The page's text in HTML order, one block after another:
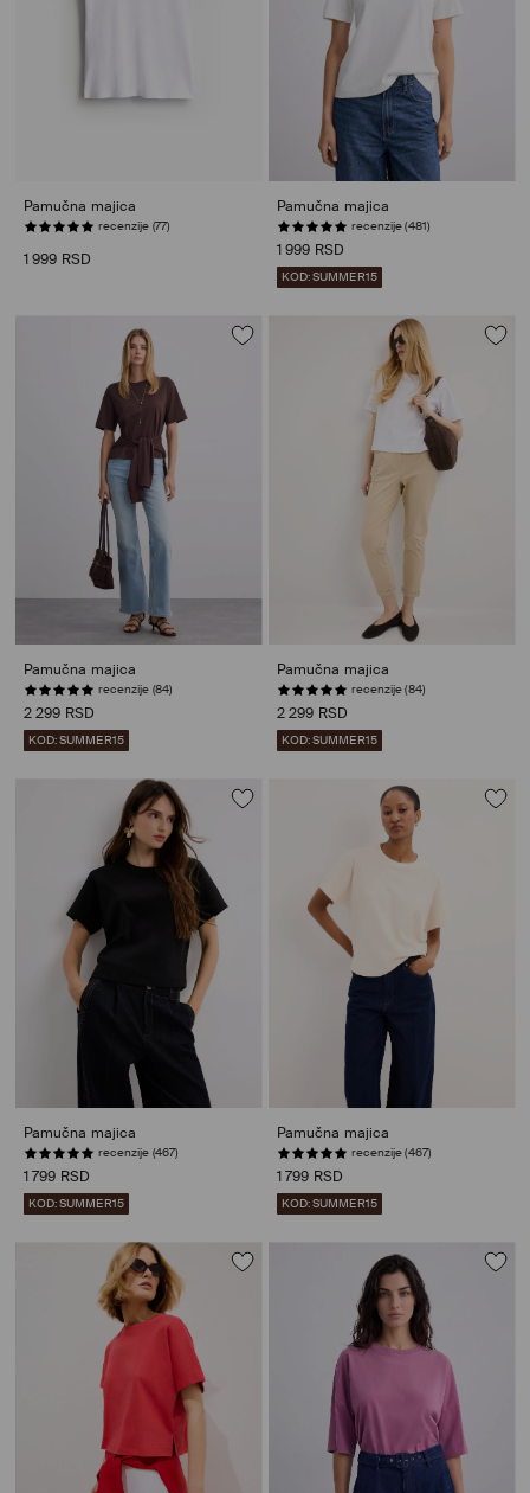
Pamučna majica
NISKE ZALIHE
1 999 RSD
Pamučna majica
recenzije (481)
1 999 RSD
KOD: SUMMER15
Pamučna majica
recenzije (84)
2 299 RSD
KOD: SUMMER15
Pamučna majica
recenzije (84)
2 299 RSD
KOD: SUMMER15
Pamučna majica
recenzije (467)
1 799 RSD
KOD: SUMMER15
Pamučna majica
recenzije (467)
1 799 RSD
KOD: SUMMER15